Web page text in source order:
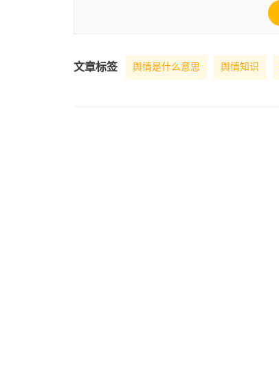
文章标签 舆情是什么意思 舆情知识